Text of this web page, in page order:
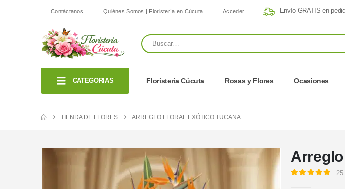
Contáctanos Quiénes Somos | Floristería en Cúcuta Acceder Envío GRATIS en
CATEGORIAS Floristería Cúcuta Rosas y Flores Ocasiones
TIENDA DE FLORES ARREGLO FLORAL EXÓTICO TUCANA
25